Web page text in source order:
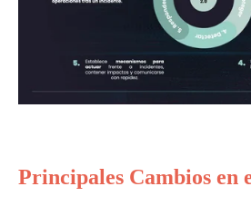
Principales Cambios en